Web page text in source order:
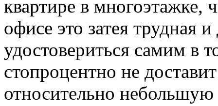
квартире в многоэтажке,
офисе это затея трудная
удостовериться самим в
стопроцентно не
относительно